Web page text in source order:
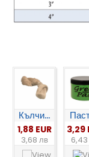
Кълчи...
1,88 EUR
3,68 лв
3,29